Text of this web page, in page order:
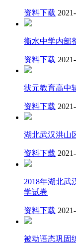
资料下载
衡水中学内部
资料下载
状元教育高中
资料下载
湖北武汉洪山
资料下载
2018年湖北武
学试卷
资料下载
被动语态巩固